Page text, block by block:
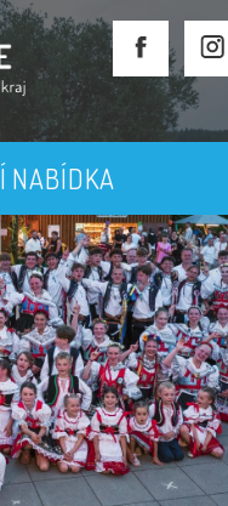
NABÍDKA